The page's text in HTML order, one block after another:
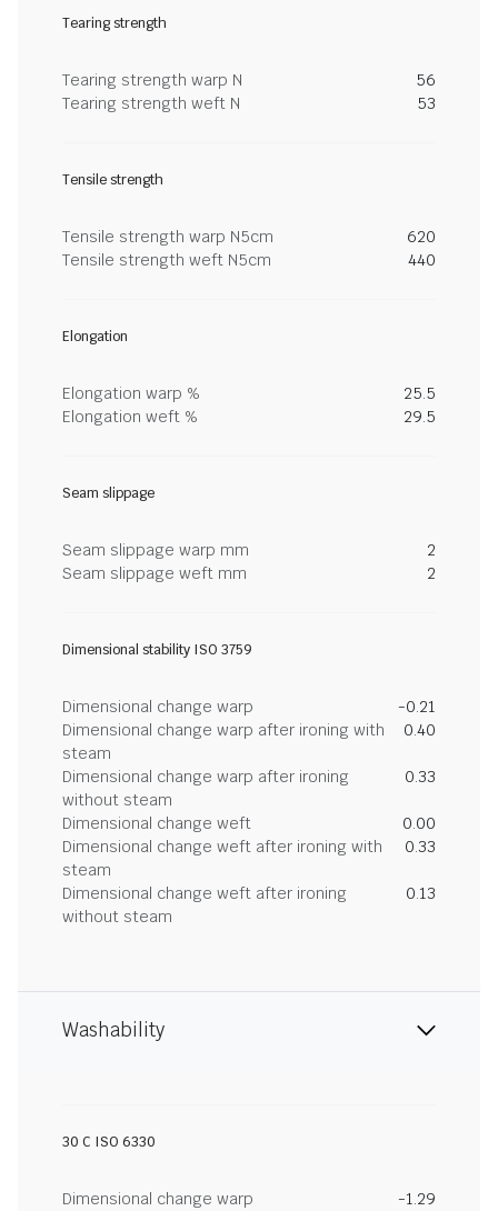
Tearing strength
Tearing strength warp N
56
Tearing strength weft N
53
Tensile strength
Tensile strength warp N5cm
620
Tensile strength weft N5cm
440
Elongation
Elongation warp %
25.5
Elongation weft %
29.5
Seam slippage
Seam slippage warp mm
2
Seam slippage weft mm
2
Dimensional stability ISO 3759
Dimensional change warp
-0.21
Dimensional change warp after ironing with
steam
0.40
Dimensional change warp after ironing
without steam
0.33
Dimensional change weft
0.00
Dimensional change weft after ironing with
steam
0.33
Dimensional change weft after ironing
without steam
0.13
Washability
30 C ISO 6330
Dimensional change warp
-1.29